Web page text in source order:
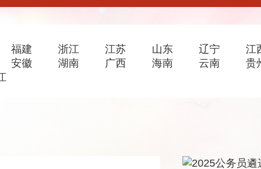
福建 浙江 江苏 山东 辽宁 江
安徽 湖南 广西 海南 云南 贵